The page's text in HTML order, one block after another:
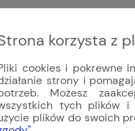
zegarka
MonoScope czarny,
Hanhart PIONEER
Typowe,
wymaganiom
(zobacz też inne
korzysta z
cookies i pokrewne
strony i
Możesz
tych plików
plików do swoich